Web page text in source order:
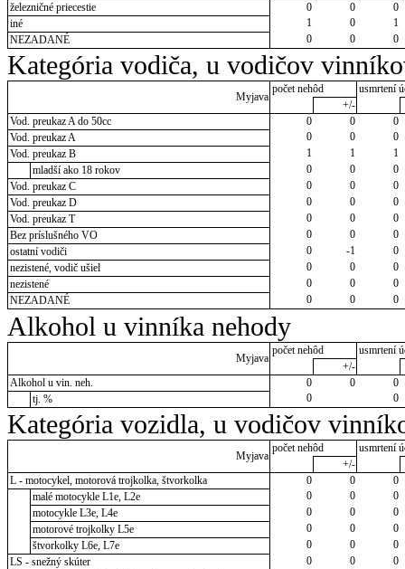
železničné priecestie
0 0
0
iné
1 0
1
NEZADANÉ
0 0 0
Kategória vodiča, u vodičov
Myjava
počet nehôd
usmrtení
+/-
Vod. preukaz A do 50cc
0 0
0
Vod. preukaz A
0 0
0
Vod. preukaz B
1 1
1
mladší ako 18 rokov
0 0
0
Vod. preukaz C
0 0
0
Vod. preukaz D
0 0
0
Vod. preukaz T
0 0
0
Bez príslušného VO
0 0
0
ostatní vodiči
0 -1
0
nezistené, vodič ušiel
0 0
0
nezistené
0 0
0
NEZADANÉ
0 0 0
Alkohol u vinníka nehody
Myjava
počet nehôd
usmrtení
+/-
Alkohol u vin. neh.
0 0
0
tj. %
0 0
Kategória vozidla, u vodičov
Myjava
počet nehôd
usmrtení
+/-
L - motocykel, motorová trojkolka, štvorkolka
0 0
0
malé motocykle L1e, L2e
0 0
0
motocykle L3e, L4e
0 0
0
motorové trojkolky L5e
0 0
0
štvorkolky L6e, L7e
0 0
0
LS - snežný skúter
0 0
0